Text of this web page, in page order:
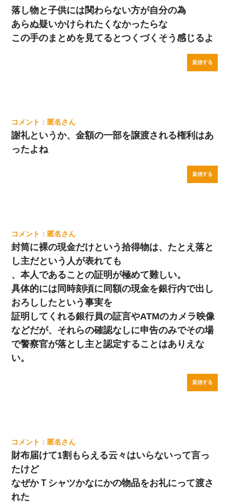
落し物と子供には関わらない方が自分の為
あらぬ疑いかけられたくなかったらな
この手のまとめを見てるとつくづくそう感じるよ
返信する
匿名
謝礼というか、金額の一部を譲渡される権利はあ
ったよね
返信する
匿名
封筒に裸の現金だけという拾得物は、たとえ落と
し主だという人が表れても
、本人であることの証明が極めて難しい。
具体的には同時刻頃に同額の現金を銀行内で出し
おろししたという事実を
証明してくれる銀行員の証言やATMのカメラ映像
などだが、それらの確認なしに申告のみでその場
で警察官が落とし主と認定することはありえな
い。
返信する
匿名
財布届けて1割もらえる云々はいらないって言っ
たけど
なぜかＴシャツかなにかの物品をお礼にって渡さ
れた